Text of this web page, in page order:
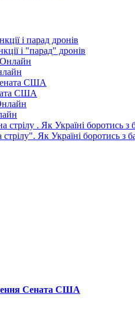
і "парад" дронів
США
Як Україні боротись з
Сената США